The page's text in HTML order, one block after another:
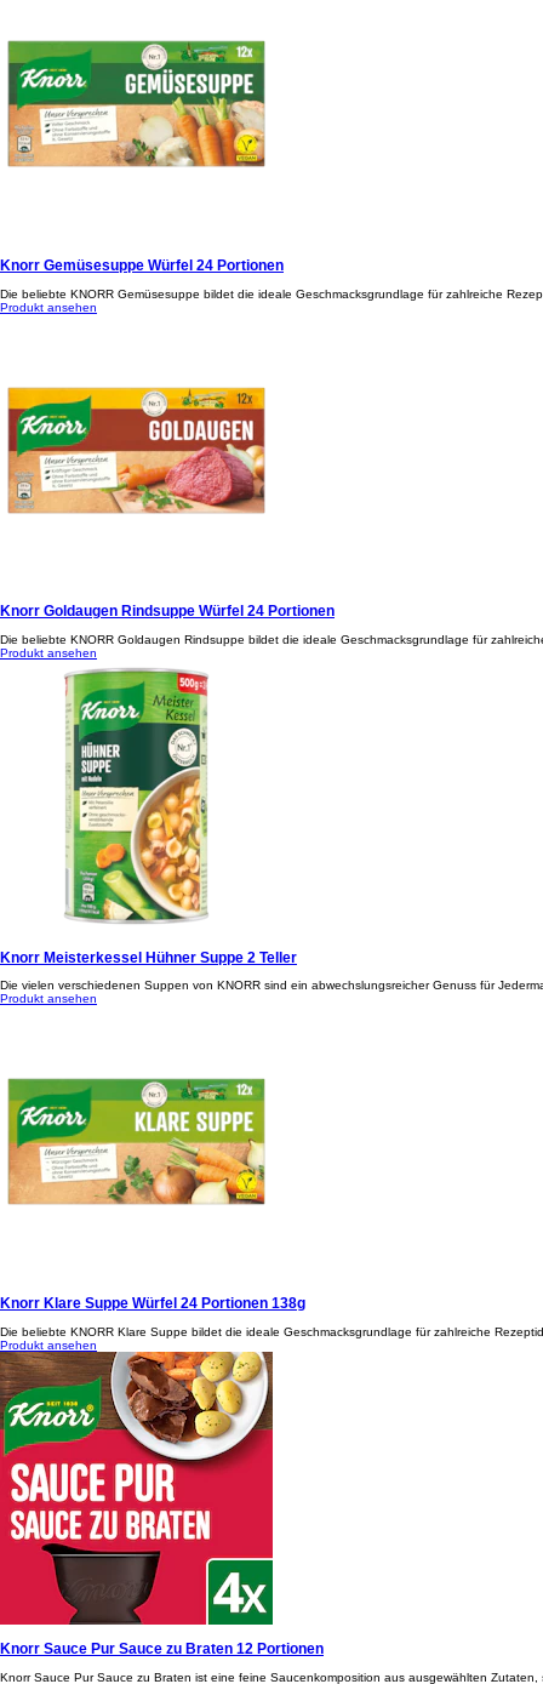
Knorr Gemüsesuppe Würfel 24 Portionen
Die beliebte KNORR Gemüsesuppe bildet die ideale Geschmacksgrundlage für zahlreiche
Produkt ansehen
Knorr Goldaugen Rindsuppe Würfel 24 Portionen
Die beliebte KNORR Goldaugen Rindsuppe bildet die ideale Geschmacksgrundlage für
Produkt ansehen
Knorr Meisterkessel Hühner Suppe 2 Teller
Die vielen verschiedenen Suppen von KNORR sind ein abwechslungsreicher Genuss für
Produkt ansehen
Knorr Klare Suppe Würfel 24 Portionen 138g
Die beliebte KNORR Klare Suppe bildet die ideale Geschmacksgrundlage für zahlreiche
Produkt ansehen
Knorr Sauce Pur Sauce zu Braten 12 Portionen
Knorr Sauce Pur Sauce zu Braten ist eine feine Saucenkomposition aus ausgewählten